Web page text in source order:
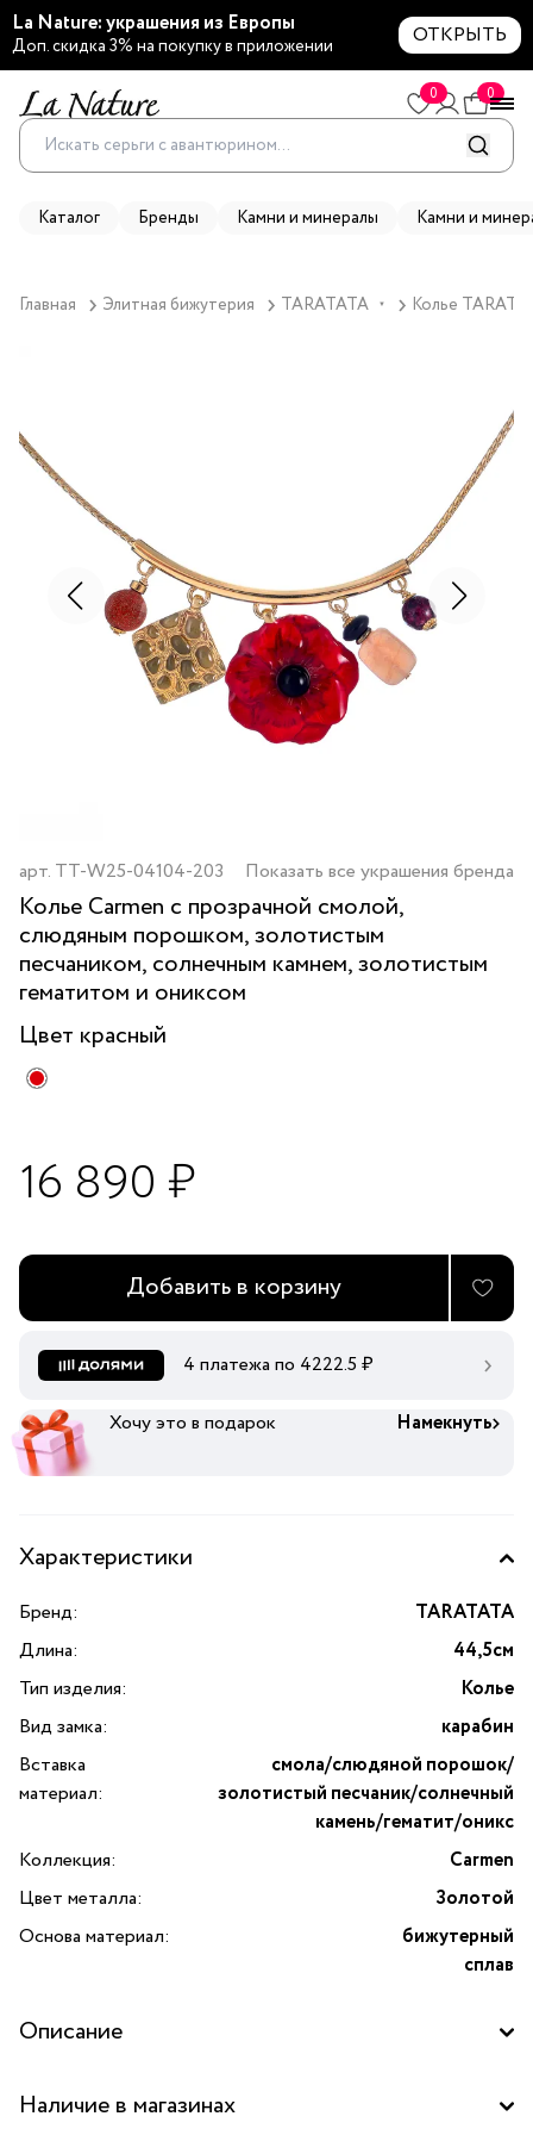
La Nature: украшения из Европы
Доп. скидка 3% на покупку в приложении ОТКРЫТЬ
0 0
Каталог Бренды Камни и минералы Камни и
Главная Элитная бижутерия TARATATA ▼ Колье
арт. TT-W25-04104-203 Показать все украшения бренда
Колье Carmen с прозрачной смолой,
слюдяным порошком, золотистым
песчаником, солнечным камнем, золотистым
гематитом и ониксом
Цвет красный
16 890 ₽
Добавить в корзину
4 платежа по 4222.5 ₽
Хочу это в подарок Намекнуть
Характеристики
Бренд:
TARATATA
Длина:
44,5см
Тип изделия:
Колье
Вид замка:
карабин
Вставка
материал:
смола/слюдяной порошок/
золотистый песчаник/солнечный
камень/гематит/оникс
Коллекция:
Carmen
Цвет металла:
Золотой
Основа материал:
бижутерный
сплав
Описание
золотистым песчаником, солнечным камнем, золотистым
Наличие в магазинах